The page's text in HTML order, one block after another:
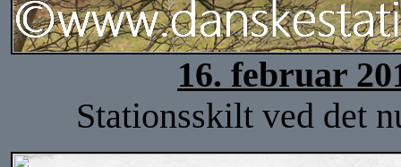
16. februar
Stationsskilt ved det